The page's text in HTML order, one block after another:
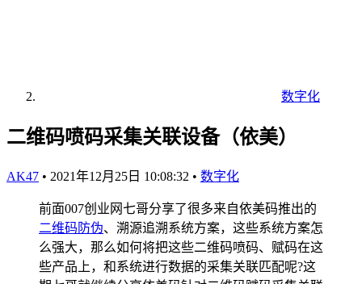
数字化
二维码喷码采集关联设备（依美）
AK47 • 2021年12月25日 10:08:32 • 数字化
前面007创业网七哥分享了很多来自依美码推出的
二维码防伪、溯源追溯系统方案，这些系统方案怎
么强大，那么如何将把这些二维码喷码、赋码在这
些产品上，和系统进行数据的采集关联匹配呢?这